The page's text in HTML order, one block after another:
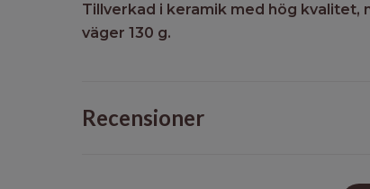
Tillverkad i keramik med hög kvalitet,
väger 130 g.
Recensioner